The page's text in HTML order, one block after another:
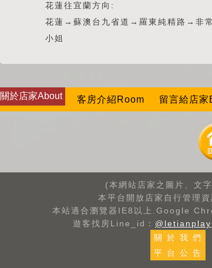
花蓮往宜蘭方向:
花蓮→蘇澳台九省道→羅東純精路→非
小姐
關於店家About 客房介紹Room 留言給店家
(本網站店家之圖片、文
本平台開放店家自行管理
本站適合瀏覽器IE8以上.Google
遊客找房Line_id： @letianplay
關 於 我 們
平 台 公 告